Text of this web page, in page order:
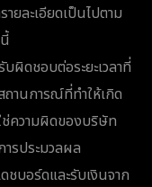
ยละเอียดเป็นไปตาม
บผิดชอบต่อระยะเวลาที่
ถานการณ์ที่ทำให้เกิด
ช่ความผิดของบริษัท
รประมวลผล
บอร์ดและรับเงินจาก